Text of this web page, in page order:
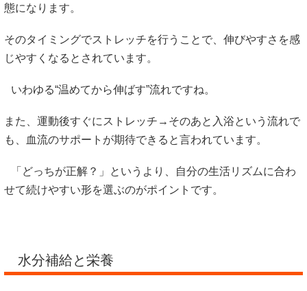
態になります。
そのタイミングでストレッチを行うことで、伸びやすさを感
じやすくなるとされています。
いわゆる“温めてから伸ばす”流れですね。
また、運動後すぐにストレッチ→そのあと入浴という流れで
も、血流のサポートが期待できると言われています。
「どっちが正解？」というより、自分の生活リズムに合わ
せて続けやすい形を選ぶのがポイントです。
水分補給と栄養